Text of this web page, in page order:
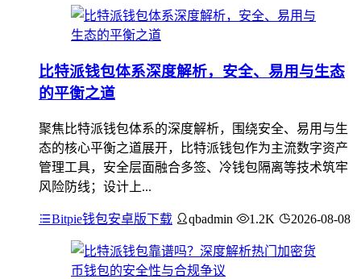
比特派钱包体系深度解析，安全、易用与生态
的平衡之道
聚焦比特派钱包体系的深度解析，围绕安全、易用与生
态的核心平衡之道展开，比特派钱包作为主流数字资产
管理工具，安全层面融合多签、冷钱包隔离等技术筑牢
风险防线；设计上...
Bitpie钱包安卓版下载 qbadmin 1.2K 2026-08-08